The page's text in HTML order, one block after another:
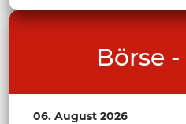
Börse
06. August 2026